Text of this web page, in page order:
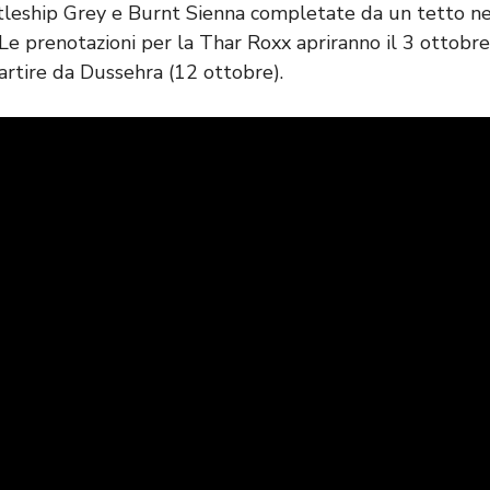
Grey e Burnt Sienna completate da un tetto
prenotazioni per la Thar Roxx apriranno il 3
da Dussehra (12 ottobre).